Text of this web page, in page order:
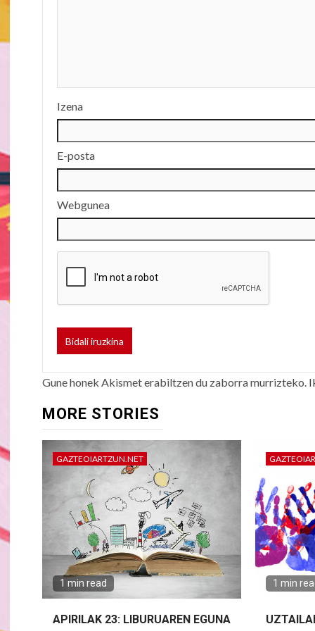
Izena
E-posta
Webgunea
Gune honek Akismet erabiltzen du zaborra murrizteko.
MORE STORIES
GAZTEOIARTZUN.NET
1 min read
APIRILAK 23: LIBURUAREN EGUNA
1 min